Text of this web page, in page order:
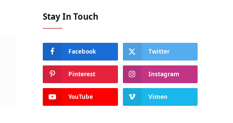
Stay In Touch
Facebook Twitter
Pinterest Instagram
YouTube Vimeo